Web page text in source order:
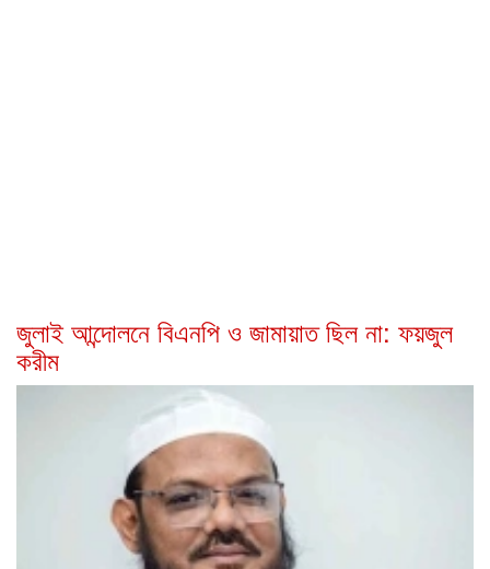
জুলাই আন্দোলনে বিএনপি ও জামায়াত ছিল না: ফয়জুল
করীম